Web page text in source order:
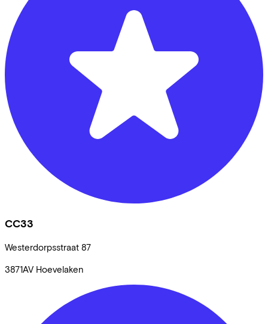
CC33
Westerdorpsstraat 87
3871AV Hoevelaken